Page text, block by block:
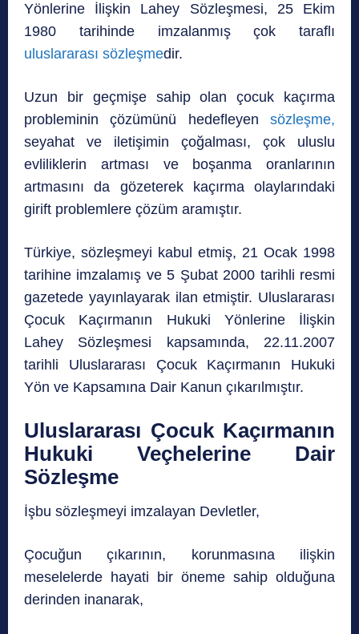
Yönlerine İlişkin Lahey Sözleşmesi, 25 Ekim
1980 tarihinde imzalanmış çok taraflı
uluslararası sözleşmedir.
Uzun bir geçmişe sahip olan çocuk kaçırma
probleminin çözümünü hedefleyen sözleşme,
seyahat ve iletişimin çoğalması, çok uluslu
evliliklerin artması ve boşanma oranlarının
artmasını da gözeterek kaçırma olaylarındaki
girift problemlere çözüm aramıştır.
Türkiye, sözleşmeyi kabul etmiş, 21 Ocak 1998
tarihine imzalamış ve 5 Şubat 2000 tarihli resmi
gazetede yayınlayarak ilan etmiştir. Uluslararası
Çocuk Kaçırmanın Hukuki Yönlerine İlişkin
Lahey Sözleşmesi kapsamında, 22.11.2007
tarihli Uluslararası Çocuk Kaçırmanın Hukuki
Yön ve Kapsamına Dair Kanun çıkarılmıştır.
Uluslararası Çocuk Kaçırmanın
Hukuki Veçhelerine Dair
Sözleşme
İşbu sözleşmeyi imzalayan Devletler,
Çocuğun çıkarının, korunmasına ilişkin
meselelerde hayati bir öneme sahip olduğuna
derinden inanarak,